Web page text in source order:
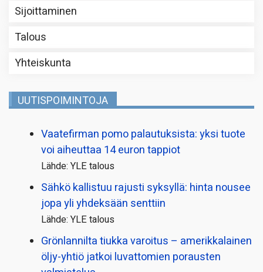
Sijoittaminen
Talous
Yhteiskunta
UUTISPOIMINTOJA
Vaatefirman pomo palautuksista: yksi tuote
voi aiheuttaa 14 euron tappiot
Lähde: YLE talous
Sähkö kallistuu rajusti syksyllä: hinta nousee
jopa yli yhdeksään senttiin
Lähde: YLE talous
Grönlannilta tiukka varoitus – amerikkalainen
öljy-yhtiö jatkoi luvattomien porausten